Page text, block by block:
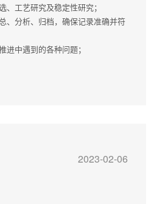
、工艺研究及稳定性研究；
、分析、归档，确保记录准确并符
进中遇到的各种问题；
2023-02-06